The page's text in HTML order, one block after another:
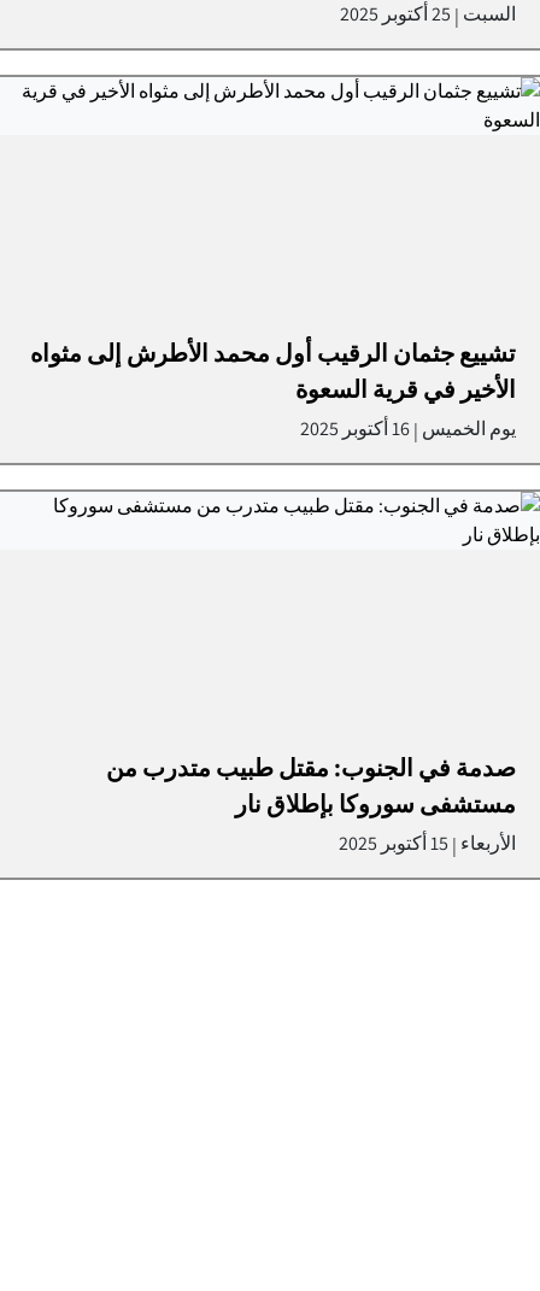
السبت | 25 أكتوبر 2025
تشييع جثمان الرقيب أول محمد الأطرش إلى مثواه
الأخير في قرية السعوة
يوم الخميس |16 أكتوبر 2025
صدمة في الجنوب: مقتل طبيب متدرب من
مستشفى سوروكا بإطلاق نار
الأربعاء | 15 أكتوبر 2025